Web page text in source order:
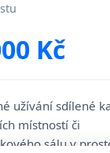
Kč
užívání sdílené
místností či
sálu v